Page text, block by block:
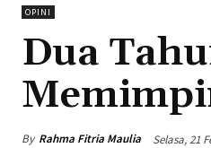
OPINI
Dua
By Rahma Fitria Maulia Selasa, 21